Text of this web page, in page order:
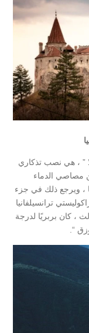
” ، هي نصب تذكاري
مصاصي الدماء
، ويرجع ذلك في جزء
ترانسيلفانيا
، كان بربريًا لدرجة
“.